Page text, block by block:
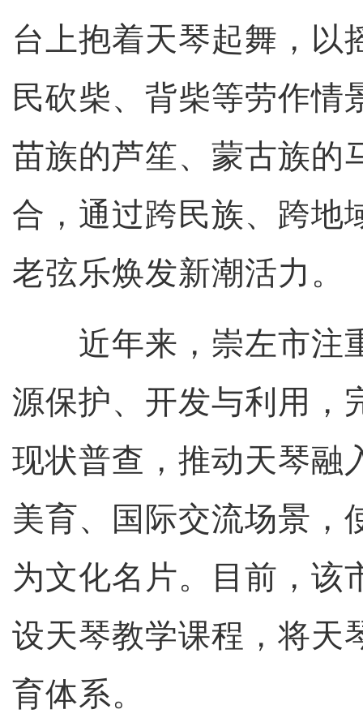
台上抱着天琴起舞，以
民砍柴、背柴等劳作情
苗族的芦笙、蒙古族的
合，通过跨民族、跨地
老弦乐焕发新潮活力。
近年来，崇左市注
源保护、开发与利用，
现状普查，推动天琴融
美育、国际交流场景，
为文化名片。目前，该
设天琴教学课程，将天
育体系。